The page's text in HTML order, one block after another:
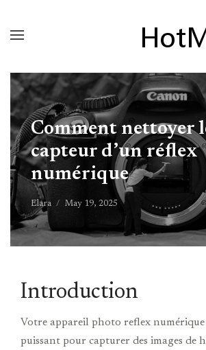
Comment nettoyer
capteur d’un réflex
numérique
Elara May 19, 2025
Introduction
Votre appareil photo reflex
puissant pour capturer des images de